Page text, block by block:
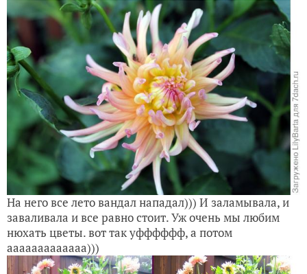
На него все лето вандал нападал))) И заламывала, и
заваливала и все равно стоит. Уж очень мы любим
нюхать цветы. вот так уфффффф, а потом
ааааааааааааа)))